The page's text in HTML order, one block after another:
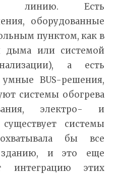
линию. Есть
оборудованные
пунктом, как в
дыма или системой
а есть
умные BUS-решения,
системы обогрева
электро- и
системы
бы все
и это еще
интеграцию этих